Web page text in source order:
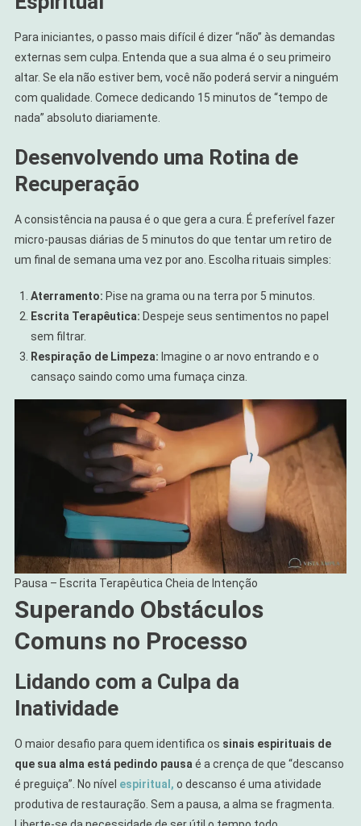
Para iniciantes, o passo mais difícil é dizer “não” às demandas
externas sem culpa. Entenda que a sua alma é o seu primeiro
altar. Se ela não estiver bem, você não poderá servir a ninguém
com qualidade. Comece dedicando 15 minutos de “tempo de
nada” absoluto diariamente.
Desenvolvendo uma Rotina de
Recuperação
A consistência na pausa é o que gera a cura. É preferível fazer
micro-pausas diárias de 5 minutos do que tentar um retiro de
um final de semana uma vez por ano. Escolha rituais simples:
Aterramento: Pise na grama ou na terra por 5 minutos.
Escrita Terapêutica: Despeje seus sentimentos no papel
sem filtrar.
Respiração de Limpeza: Imagine o ar novo entrando e o
cansaço saindo como uma fumaça cinza.
Pausa – Escrita Terapêutica Cheia de Intenção
Superando Obstáculos
Comuns no Processo
Lidando com a Culpa da
Inatividade
O maior desafio para quem identifica os sinais espirituais de
que sua alma está pedindo pausa é a crença de que “descanso
é preguiça”. No nível espiritual, o descanso é uma atividade
produtiva de restauração. Sem a pausa, a alma se fragmenta.